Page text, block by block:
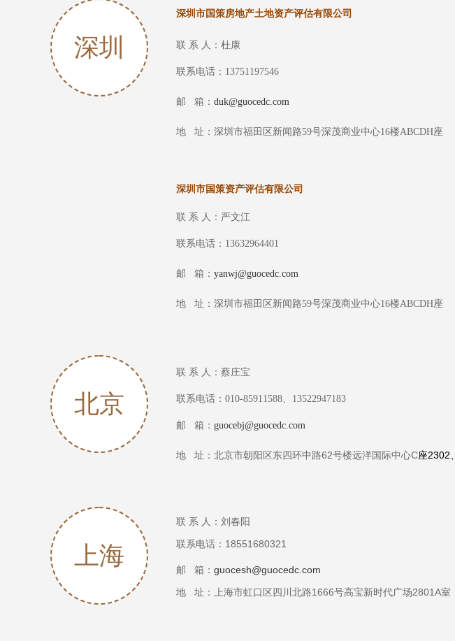
深圳
深圳市国策房地产土地资产评估有限公司
联 系 人：杜康
联系电话： 13751197546
邮 箱： duk@guocedc.com
地 址：深圳市福田区新闻路59号深茂商业中心16楼ABCDH座
深圳市国策资产评估有限公司
联 系 人：严文江
联系电话：13632964401
邮 箱： yanwj@guocedc.com
地 址：深圳市福田区新闻路59号深茂商业中心16楼ABCDH座
北京
联 系 人：蔡庄宝
联系电话：010-85911588、13522947183
邮 箱： guocebj@guocedc.com
地 址： 北京市朝阳区东四环中路62号楼远洋国际中心C座2302
上海
联 系 人：刘春阳
联系电话：18551680321
邮 箱： guocesh@guocedc.com
地 址：
上海市虹口区四川北路1666号高宝新时代广场2801A室